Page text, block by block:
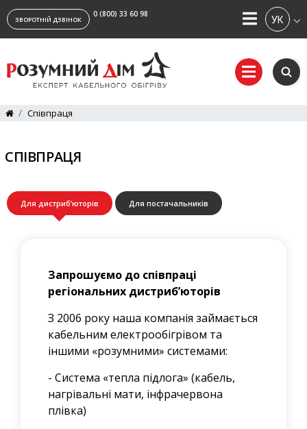
ЗВОРОТНІЙ ДЗВІНОК
0 (800) 33 60 98
Співпраця
СПІВПРАЦЯ
Для дистриб’юторів Для постачальників
Запрошуємо до співпраці
регіональних дистриб’юторів
З 2006 року наша компанія займається
кабельним електрообігрівом та
іншими «розумними» системами:
- Система «тепла підлога» (кабель,
нагрівальні мати, інфрачервона
плівка)